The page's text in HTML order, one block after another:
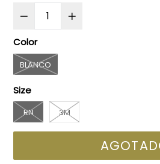
Color
BLANCO
Size
RN 3M